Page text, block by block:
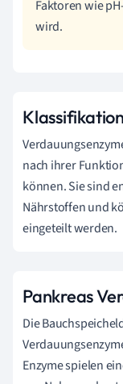
Faktoren wie
wird.
nach ihrer
können. Sie sind
Nährstoffen und
eingeteilt werden.
Pankreas
Die
Enzyme spielen